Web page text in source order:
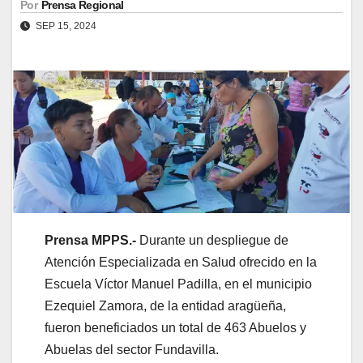
Por Prensa Regional
SEP 15, 2024
Prensa MPPS.- Durante un despliegue de
Atención Especializada en Salud ofrecido en la
Escuela Víctor Manuel Padilla, en el municipio
Ezequiel Zamora, de la entidad aragüeña,
fueron beneficiados un total de 463 Abuelos y
Abuelas del sector Fundavilla.